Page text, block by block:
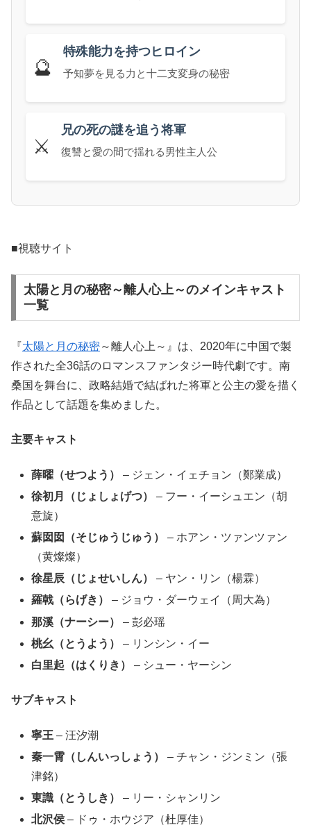
🔮
特殊能力を持つヒロイン
予知夢を見る力と十二支変身の秘密
⚔️
兄の死の謎を追う将軍
復讐と愛の間で揺れる男性主人公
■視聴サイト
太陽と月の秘密～離人心上～のメインキャスト
一覧
『太陽と月の秘密～離人心上～』は、2020年に中国で製
作された全36話のロマンスファンタジー時代劇です。南
桑国を舞台に、政略結婚で結ばれた将軍と公主の愛を描く
作品として話題を集めました。
主要キャスト
薛曜（せつよう）
– ジェン・イェチョン（鄭業成）
徐初月（じょしょげつ）
– フー・イーシュエン（胡
意旋）
蘇囡囡（そじゅうじゅう）
– ホアン・ツァンツァン
（黄燦燦）
徐星辰（じょせいしん）
– ヤン・リン（楊霖）
羅戟（らげき）
– ジョウ・ダーウェイ（周大為）
那溪（ナーシー）
– 彭必瑶
桃幺（とうよう）
– リンシン・イー
白里起（はくりき）
– シュー・ヤーシン
サブキャスト
寧王 – 汪汐潮
秦一霄（しんいっしょう）
– チャン・ジンミン（張
津銘）
東識（とうしき）
– リー・シャンリン
北沢侯 – ドゥ・ホウジア（杜厚佳）